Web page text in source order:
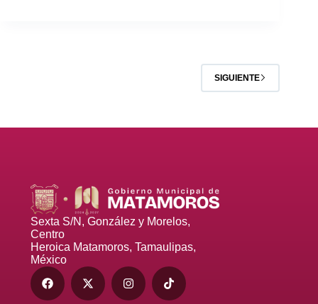
SIGUIENTE
Sexta S/N, González y Morelos,
Centro
Heroica Matamoros, Tamaulipas,
México